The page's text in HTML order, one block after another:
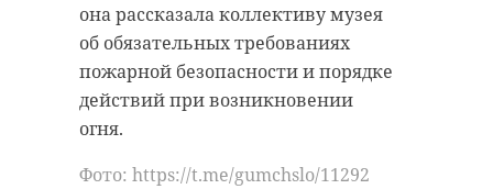
она рассказала коллективу музея
об обязательных требованиях
пожарной безопасности и порядке
действий при возникновении
огня.
Фото: https://t.me/gumchslo/11292